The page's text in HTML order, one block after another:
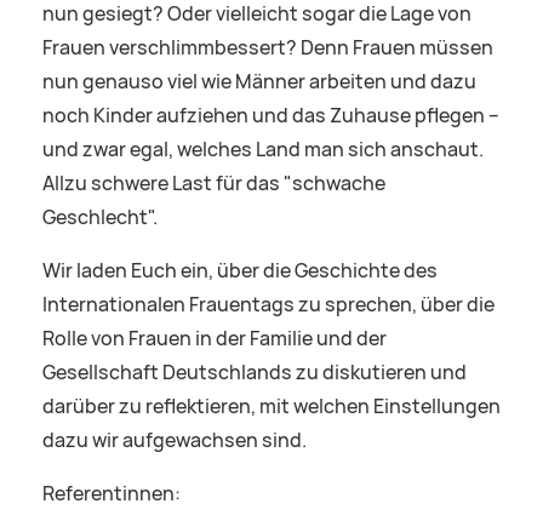
nun gesiegt? Oder vielleicht sogar die Lage von
Frauen verschlimmbessert? Denn Frauen müssen
nun genauso viel wie Männer arbeiten und dazu
noch Kinder aufziehen und das Zuhause pflegen –
und zwar egal, welches Land man sich anschaut.
Allzu schwere Last für das "schwache
Geschlecht".
Wir laden Euch ein, über die Geschichte des
Internationalen Frauentags zu sprechen, über die
Rolle von Frauen in der Familie und der
Gesellschaft Deutschlands zu diskutieren und
darüber zu reflektieren, mit welchen Einstellungen
dazu wir aufgewachsen sind.
Referentinnen: